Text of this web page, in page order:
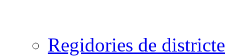
Regidories de districte